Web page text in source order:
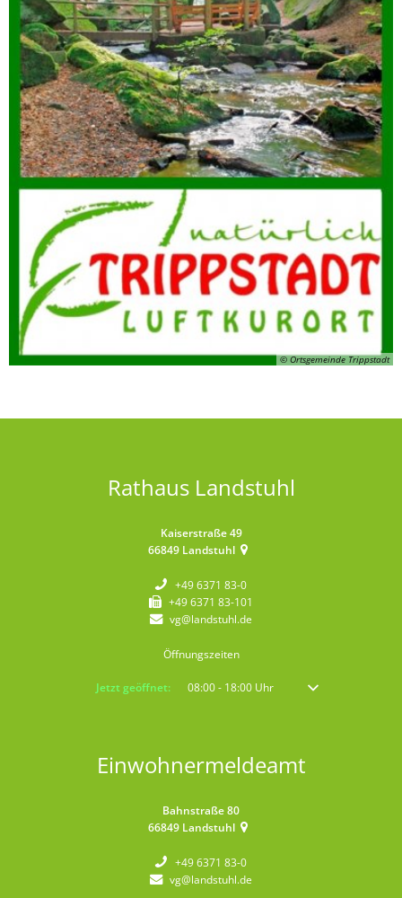
© Ortsgemeinde Trippstadt
Rathaus Landstuhl
Kaiserstraße 49
66849 Landstuhl
+49 6371 83-0
+49 6371 83-101
vg@landstuhl.de
Öffnungszeiten
Klicken, um weitere Öffnungs- oder Schließzeiten auszublenden
Jetzt geöffnet: 08:00- 18:00Uhr Von 08:00 bis 18:00
Einwohnermeldeamt
Bahnstraße 80
66849 Landstuhl
+49 6371 83-0
vg@landstuhl.de